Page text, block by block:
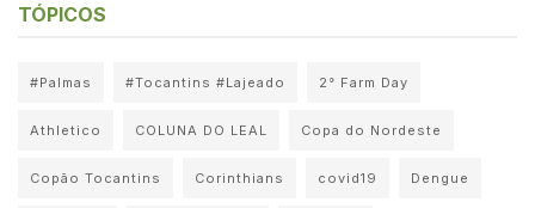
TÓPICOS
#Palmas #Tocantins #Lajeado 2° Farm Day
Athletico COLUNA DO LEAL Copa do Nordeste
Copão Tocantins Corinthians covid19 Dengue